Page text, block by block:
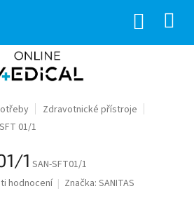
Zdravotnické přístroje
01/1
1 SAN-SFT01/1
hodnocení Značka: SANITAS